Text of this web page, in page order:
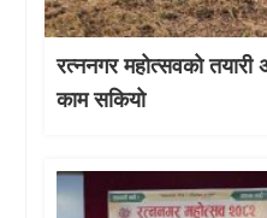
रत्ननगर महोत्सवको
काम सकियो